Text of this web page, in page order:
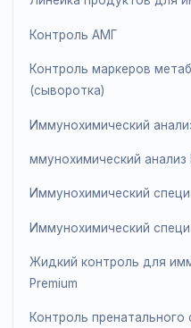
Гематологический
Контроль фруктозамина
Калибратор
Низкий контроль G-
Нормальный контроль
Набор для контроля
Жидкий контроль HbA1c
Линейка продуктов